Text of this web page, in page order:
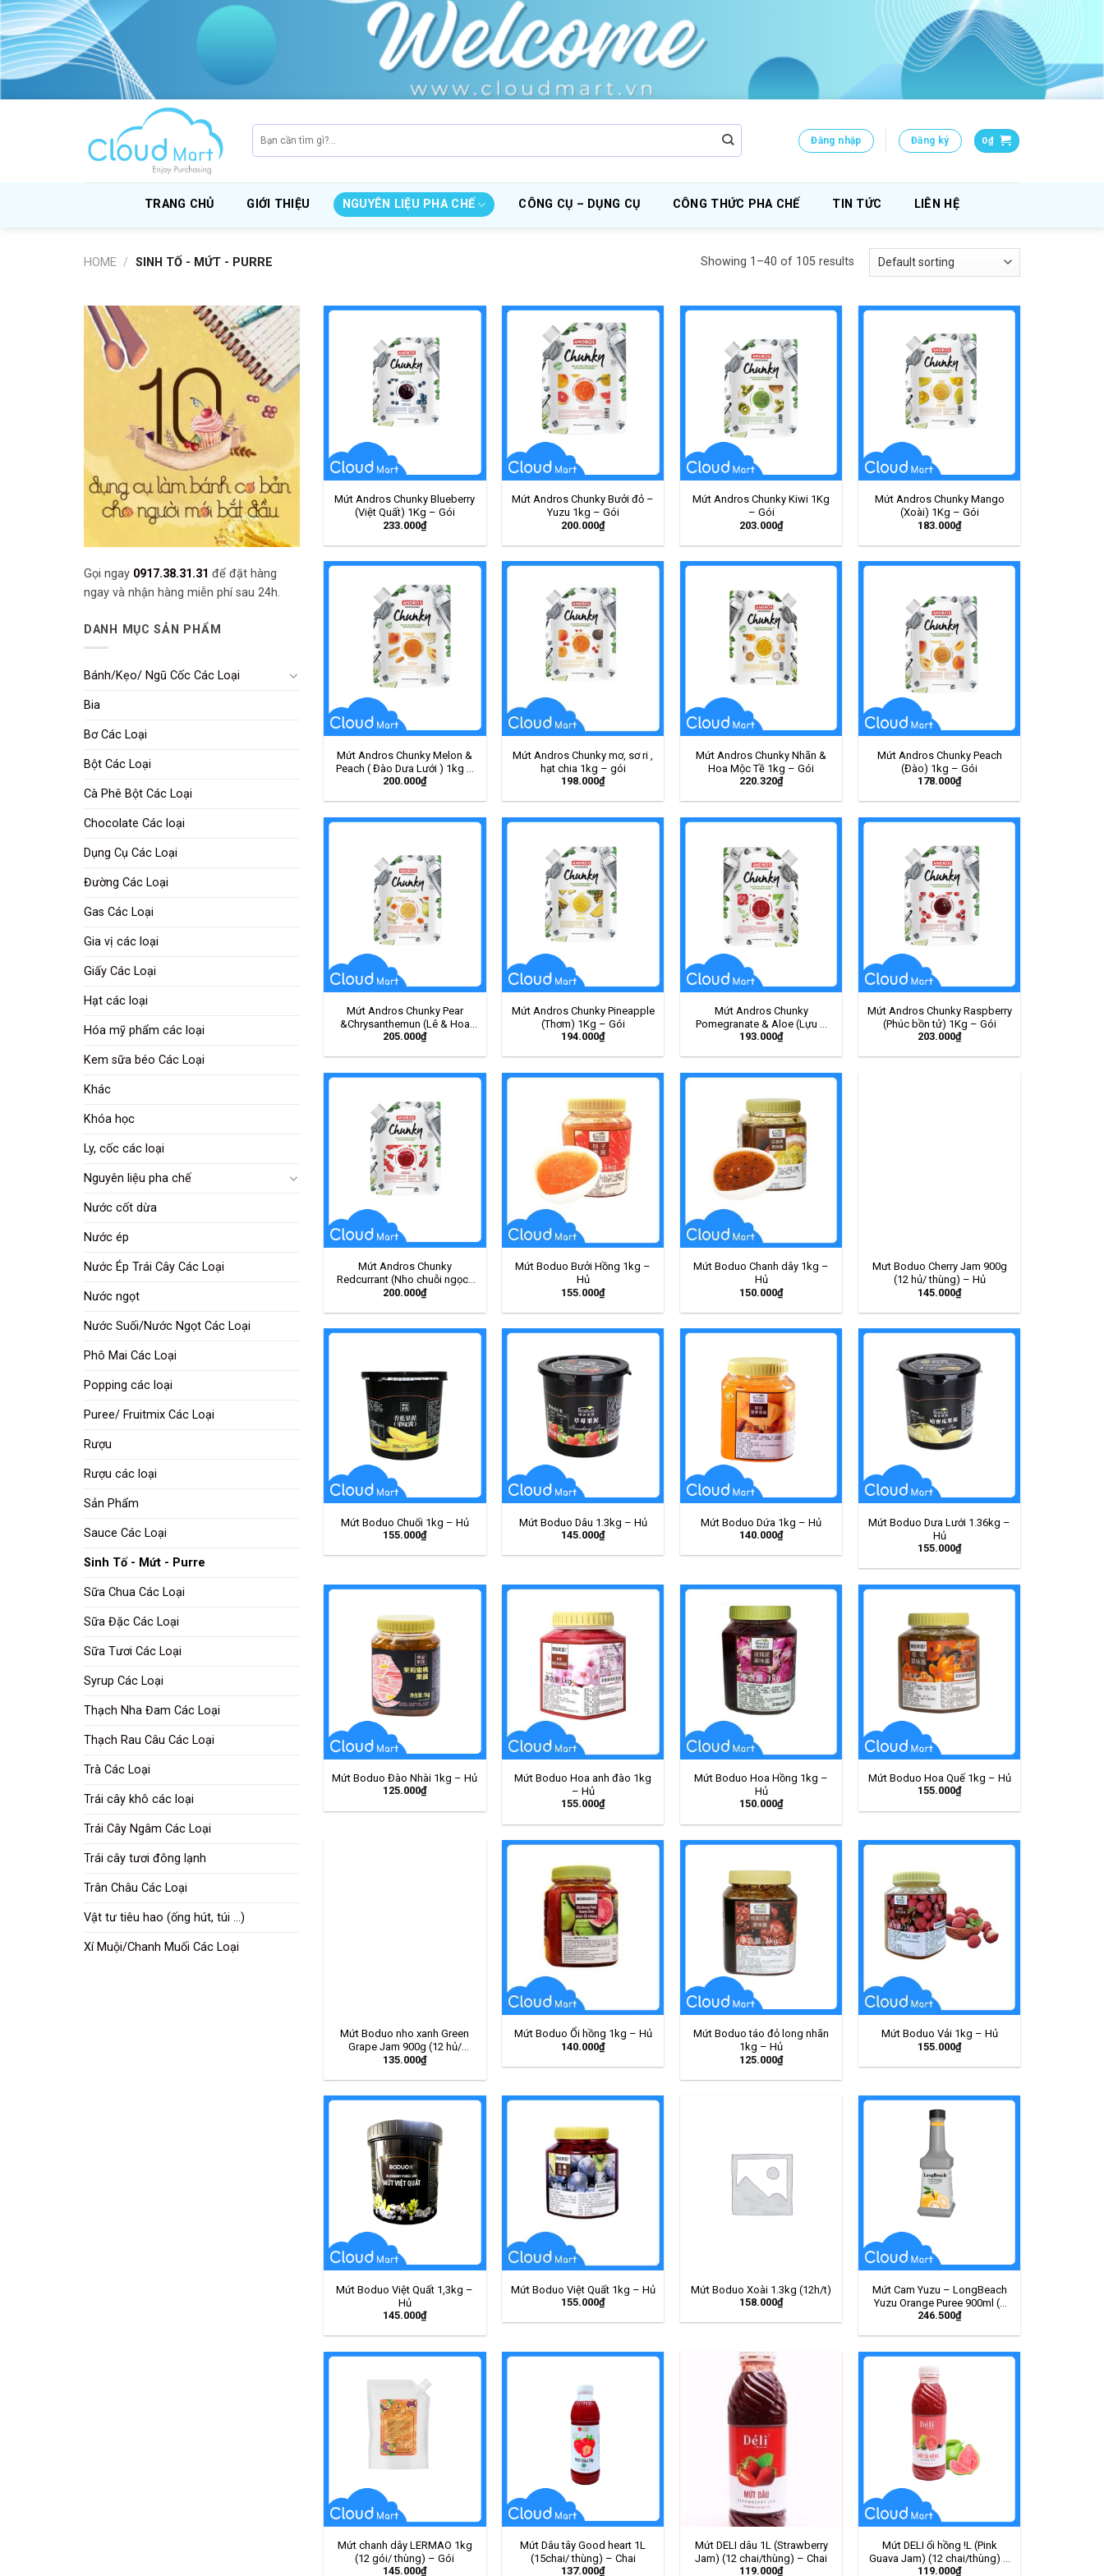
Skip
to
content
for:
Đăng nhập Đăng ký 0₫
TRANG CHỦ GIỚI THIỆU NGUYÊN LIỆU PHA CHẾ CÔNG CỤ – DỤNG CỤ CÔNG THỨC PHA CHẾ TIN TỨC LIÊN HỆ
HOME / SINH TỐ - MỨT - PURRE Showing 1–40 of 105 results
Gọi ngay 0917.38.31.31 để đặt hàng
ngay và nhận hàng miễn phí sau 24h.
DANH MỤC SẢN PHẨM
Bánh/Kẹo/ Ngũ Cốc Các Loại
Bia
Bơ Các Loại
Bột Các Loại
Cà Phê Bột Các Loại
Chocolate Các loại
Dụng Cụ Các Loại
Đường Các Loại
Gas Các Loại
Gia vị các loại
Giấy Các Loại
Hạt các loại
Hóa mỹ phẩm các loại
Kem sữa béo Các Loại
Khác
Khóa học
Ly, cốc các loại
Nguyên liệu pha chế
Nước cốt dừa
Nước ép
Nước Ép Trái Cây Các Loại
Nước ngọt
Nước Suối/Nước Ngọt Các Loại
Phô Mai Các Loại
Popping các loại
Puree/ Fruitmix Các Loại
Rượu
Rượu các loại
Sản Phẩm
Sauce Các Loại
Sinh Tố - Mứt - Purre
Sữa Chua Các Loại
Sữa Đặc Các Loại
Sữa Tươi Các Loại
Syrup Các Loại
Thạch Nha Đam Các Loại
Thạch Rau Câu Các Loại
Trà Các Loại
Trái cây khô các loại
Trái Cây Ngâm Các Loại
Trái cây tươi đông lạnh
Trân Châu Các Loại
Vật tư tiêu hao (ống hút, túi ...)
Xí Muội/Chanh Muối Các Loại
Mứt Andros Chunky Blueberry
(Việt Quất) 1Kg – Gói
233.000₫
Mứt Andros Chunky Bưởi đỏ –
Yuzu 1kg – Gói
200.000₫
Mứt Andros Chunky Kiwi 1Kg
– Gói
203.000₫
Mứt Andros Chunky Mango
(Xoài) 1Kg – Gói
183.000₫
Mứt Andros Chunky Melon &
Peach ( Đào Dưa Lưới ) 1kg –
Gói
200.000₫
Mứt Andros Chunky mơ, sơ ri ,
hạt chia 1kg – gói
198.000₫
Mứt Andros Chunky Nhãn &
Hoa Mộc Tề 1kg – Gói
220.320₫
Mứt Andros Chunky Peach
(Đào) 1kg – Gói
178.000₫
Mứt Andros Chunky Pear
&Chrysanthemun (Lê & Hoa
Cúc) 1Kg – Gói
205.000₫
Mứt Andros Chunky Pineapple
(Thơm) 1Kg – Gói
194.000₫
Mứt Andros Chunky
Pomegranate & Aloe (Lựu &
Nha Đam) 1kg – Gói
193.000₫
Mứt Andros Chunky Raspberry
(Phúc bồn tử) 1Kg – Gói
203.000₫
Mứt Andros Chunky
Redcurrant (Nho chuỗi ngọc)
1Kg – Gói
200.000₫
Mứt Boduo Bưởi Hồng 1kg –
Hủ
155.000₫
Mứt Boduo Chanh dây 1kg –
Hủ
150.000₫
Mưt Boduo Cherry Jam 900g
(12 hủ/ thùng) – Hủ
145.000₫
Mứt Boduo Chuối 1kg – Hủ
155.000₫
Mứt Boduo Dâu 1.3kg – Hủ
145.000₫
Mứt Boduo Dứa 1kg – Hủ
140.000₫
Mứt Boduo Dưa Lưới 1.36kg –
Hủ
155.000₫
Mứt Boduo Đào Nhài 1kg – Hủ
125.000₫
Mứt Boduo Hoa anh đào 1kg
– Hủ
155.000₫
Mứt Boduo Hoa Hồng 1kg –
Hủ
150.000₫
Mứt Boduo Hoa Quế 1kg – Hủ
155.000₫
Mứt Boduo nho xanh Green
Grape Jam 900g (12 hủ/
thùng) – Hủ
135.000₫
Mứt Boduo Ổi hồng 1kg – Hủ
140.000₫
Mứt Boduo táo đỏ long nhãn
1kg – Hủ
125.000₫
Mứt Boduo Vải 1kg – Hủ
155.000₫
Mứt Boduo Việt Quất 1,3kg –
Hủ
145.000₫
Mứt Boduo Việt Quất 1kg – Hủ
155.000₫
Mứt Boduo Xoài 1.3kg (12h/t)
158.000₫
Mứt Cam Yuzu – LongBeach
Yuzu Orange Puree 900ml (6
chai/thùng) – Chai
246.500₫
Mứt chanh dây LERMAO 1kg
(12 gói/ thùng) – Gói
145.000₫
Mứt Dâu tây Good heart 1L
(15chai/ thùng) – Chai
137.000₫
Mứt DELI dâu 1L (Strawberry
Jam) (12 chai/thùng) – Chai
119.000₫
Mứt DELI ổi hồng !L (Pink
Guava Jam) (12 chai/thùng) –
Chai
119.000₫